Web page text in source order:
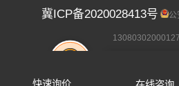
冀ICP备2020028413号
在线咨询 电话咨询 微信